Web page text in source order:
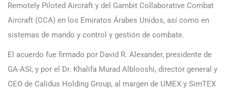
Remotely Piloted Aircraft y del Gambit Collaborative Combat
Aircraft (CCA) en los Emiratos Árabes Unidos, así como en
sistemas de mando y control y gestión de combate.
El acuerdo fue firmado por David R. Alexander, presidente de
GA-ASI, y por el Dr. Khalifa Murad Alblooshi, director general y
CEO de Calidus Holding Group, al margen de UMEX y SimTEX